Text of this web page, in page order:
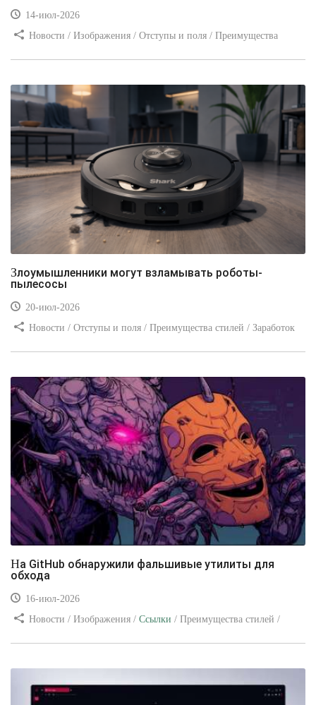
14-июл-2026
Новости / Изображения / Отступы и поля / Преимущества
Злоумышленники могут взламывать роботы-
пылесосы
20-июл-2026
Новости / Отступы и поля / Преимущества стилей / Заработок
На GitHub обнаружили фальшивые утилиты для
обхода
16-июл-2026
Новости / Изображения / Ссылки / Преимущества стилей /